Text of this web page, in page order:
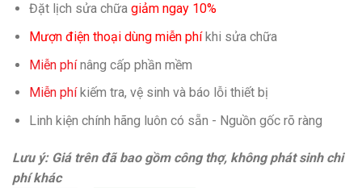
Đặt lịch sửa chữa giảm ngay 10%
Mượn điện thoại dùng miễn phíkhi sửa chữa
Miễn phínâng cấp phần mềm
Miễn phíkiếm tra, vệ sinh và báo lỗi thiết bị
Linh kiện chính hãng luôn có sẵn - Nguồn gốc rõ ràng
Lưu ý: Giá trên đã bao gồm công thợ, không phát sinh chi
phí khác